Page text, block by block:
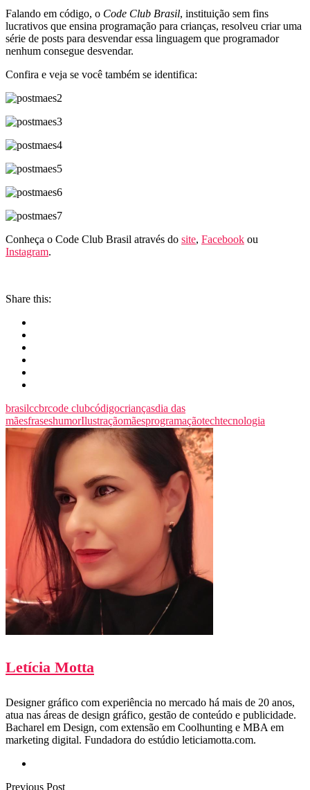
Falando em código, o Code Club Brasil, instituição sem fins
lucrativos que ensina programação para crianças, resolveu criar uma
série de posts para desvendar essa linguagem que programador
nenhum consegue desvendar.
Confira e veja se você também se identifica:
Conheça o Code Club Brasil através do site, Facebook ou
Instagram.
Share this:
brasilccbrcode clubcódigocriançasdia das
mãesfraseshumorIlustraçãomãesprogramaçãotechtecnologia
Letícia Motta
Designer gráfico com experiência no mercado há mais de 20 anos,
atua nas áreas de design gráfico, gestão de conteúdo e publicidade.
Bacharel em Design, com extensão em Coolhunting e MBA em
marketing digital. Fundadora do estúdio leticiamotta.com.
Previous Post